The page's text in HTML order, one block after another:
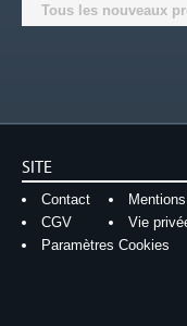
Tous les nouveaux
SITE
Contact
CGV
Vie
Paramètres Cookies